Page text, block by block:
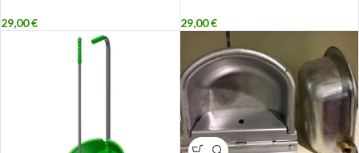
29,00€ 29,00€